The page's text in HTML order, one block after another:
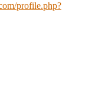
profile.php?